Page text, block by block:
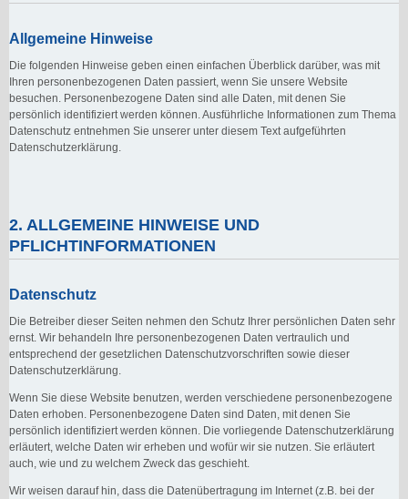
Allgemeine Hinweise
Die folgenden Hinweise geben einen einfachen Überblick darüber, was mit
Ihren personenbezogenen Daten passiert, wenn Sie unsere Website
besuchen. Personenbezogene Daten sind alle Daten, mit denen Sie
persönlich identifiziert werden können. Ausführliche Informationen zum Thema
Datenschutz entnehmen Sie unserer unter diesem Text aufgeführten
Datenschutzerklärung.
2. ALLGEMEINE HINWEISE UND
PFLICHTINFORMATIONEN
Datenschutz
Die Betreiber dieser Seiten nehmen den Schutz Ihrer persönlichen Daten sehr
ernst. Wir behandeln Ihre personenbezogenen Daten vertraulich und
entsprechend der gesetzlichen Datenschutzvorschriften sowie dieser
Datenschutzerklärung.
Wenn Sie diese Website benutzen, werden verschiedene personenbezogene
Daten erhoben. Personenbezogene Daten sind Daten, mit denen Sie
persönlich identifiziert werden können. Die vorliegende Datenschutzerklärung
erläutert, welche Daten wir erheben und wofür wir sie nutzen. Sie erläutert
auch, wie und zu welchem Zweck das geschieht.
Wir weisen darauf hin, dass die Datenübertragung im Internet (z.B. bei der